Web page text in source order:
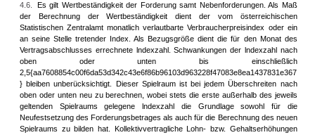
4.6.
Es gilt Wertbeständigkeit der Forderung samt Nebenforderungen. Als Maß
der Berechnung der Wertbeständigkeit dient der vom österreichischen
Statistischen Zentralamt monatlich verlautbarte Verbraucherpreisindex oder ein
an seine Stelle tretender Index. Als Bezugsgröße dient die für den Monat des
Vertragsabschlusses errechnete lndexzahl. Schwankungen der lndexzahl nach
oben oder unten bis einschließlich
2,5{aa7608854c00f6da53d342c43e6f86b96103d963228f47083e8ea1437831e367
} bleiben unberücksichtigt. Dieser Spielraum ist bei jedem Überschreiten nach
oben oder unten neu zu berechnen, wobei stets die erste außerhalb des jeweils
geltenden Spielraums gelegene lndexzahl die Grundlage sowohl für die
Neufestsetzung des Forderungsbetrages als auch für die Berechnung des neuen
Spielraums zu bilden hat. Kollektivvertragliche Lohn- bzw. Gehaltserhöhungen